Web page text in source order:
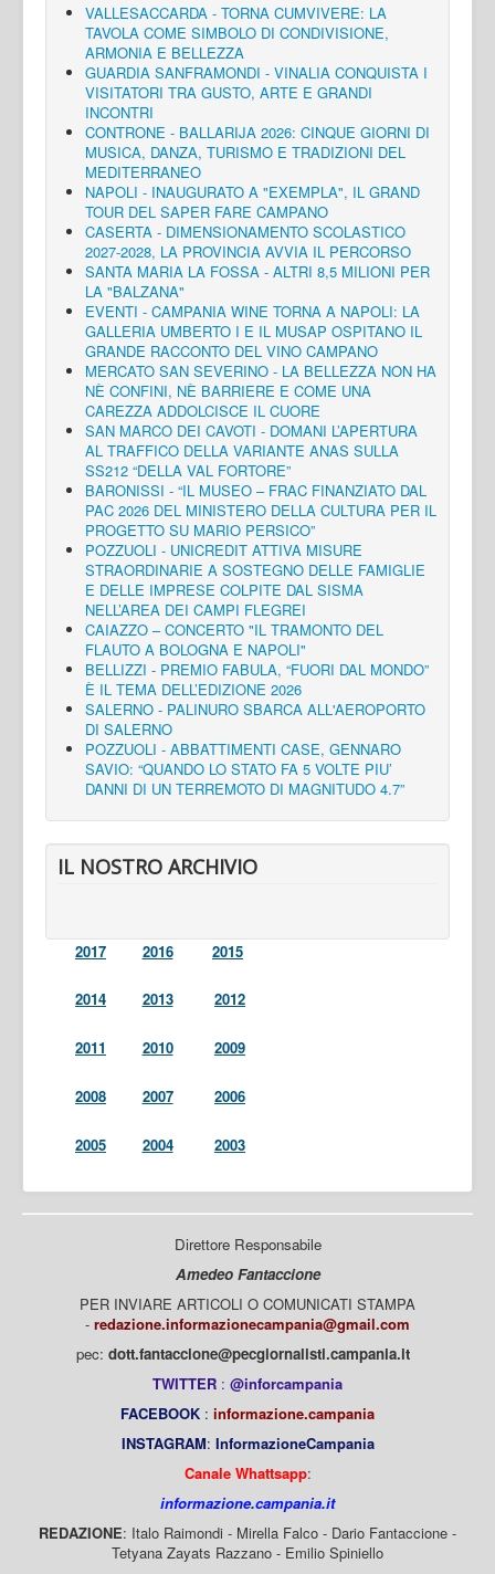
VALLESACCARDA - TORNA CUMVIVERE: LA
TAVOLA COME SIMBOLO DI CONDIVISIONE,
ARMONIA E BELLEZZA
GUARDIA SANFRAMONDI - VINALIA CONQUISTA I
VISITATORI TRA GUSTO, ARTE E GRANDI
INCONTRI
CONTRONE - BALLARIJA 2026: CINQUE GIORNI DI
MUSICA, DANZA, TURISMO E TRADIZIONI DEL
MEDITERRANEO
NAPOLI - INAUGURATO A "EXEMPLA", IL GRAND
TOUR DEL SAPER FARE CAMPANO
CASERTA - DIMENSIONAMENTO SCOLASTICO
2027-2028, LA PROVINCIA AVVIA IL PERCORSO
SANTA MARIA LA FOSSA - ALTRI 8,5 MILIONI PER
LA "BALZANA"
EVENTI - CAMPANIA WINE TORNA A NAPOLI: LA
GALLERIA UMBERTO I E IL MUSAP OSPITANO IL
GRANDE RACCONTO DEL VINO CAMPANO
MERCATO SAN SEVERINO - LA BELLEZZA NON HA
NÈ CONFINI, NÈ BARRIERE E COME UNA
CAREZZA ADDOLCISCE IL CUORE
SAN MARCO DEI CAVOTI - DOMANI L’APERTURA
AL TRAFFICO DELLA VARIANTE ANAS SULLA
SS212 “DELLA VAL FORTORE”
BARONISSI - “IL MUSEO – FRAC FINANZIATO DAL
PAC 2026 DEL MINISTERO DELLA CULTURA PER IL
PROGETTO SU MARIO PERSICO”
POZZUOLI - UNICREDIT ATTIVA MISURE
STRAORDINARIE A SOSTEGNO DELLE FAMIGLIE
E DELLE IMPRESE COLPITE DAL SISMA
NELL’AREA DEI CAMPI FLEGREI
CAIAZZO – CONCERTO "IL TRAMONTO DEL
FLAUTO A BOLOGNA E NAPOLI"
BELLIZZI - PREMIO FABULA, “FUORI DAL MONDO”
È IL TEMA DELL’EDIZIONE 2026
SALERNO - PALINURO SBARCA ALL'AEROPORTO
DI SALERNO
POZZUOLI - ABBATTIMENTI CASE, GENNARO
SAVIO: “QUANDO LO STATO FA 5 VOLTE PIU’
DANNI DI UN TERREMOTO DI MAGNITUDO 4.7”
IL NOSTRO ARCHIVIO
2017 2016 2015
2014 2013 2012
2011 2010 2009
2008 2007 2006
2005 2004 2003
Direttore Responsabile
Amedeo Fantaccione
PER INVIARE ARTICOLI O COMUNICATI STAMPA
- redazione.informazionecampania@gmail.com
pec: dott.fantaccione@pecgiornalisti.campania.it
TWITTER : @inforcampania
FACEBOOK : informazione.campania
INSTAGRAM: InformazioneCampania
Canale Whattsapp:
informazione.campania.it
REDAZIONE: Italo Raimondi - Mirella Falco - Dario Fantaccione -
Tetyana Zayats Razzano - Emilio Spiniello